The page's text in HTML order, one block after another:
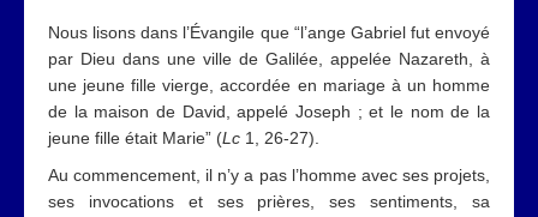
Nous lisons dans l’Évangile que “l’ange Gabriel fut envoyé
par Dieu dans une ville de Galilée, appelée Nazareth, à
une jeune fille vierge, accordée en mariage à un homme
de la maison de David, appelé Joseph ; et le nom de la
jeune fille était Marie” (Lc 1, 26-27).
Au commencement, il n’y a pas l’homme avec ses projets,
ses invocations et ses prières, ses sentiments, sa